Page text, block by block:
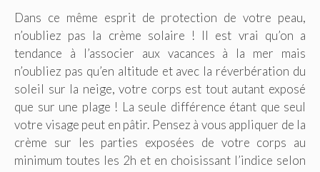
Dans ce même esprit de protection de votre peau,
n’oubliez pas la crème solaire ! Il est vrai qu’on a
tendance à l’associer aux vacances à la mer mais
n’oubliez pas qu’en altitude et avec la réverbération du
soleil sur la neige, votre corps est tout autant exposé
que sur une plage ! La seule différence étant que seul
votre visage peut en pâtir. Pensez à vous appliquer de la
crème sur les parties exposées de votre corps au
minimum toutes les 2h et en choisissant l’indice selon